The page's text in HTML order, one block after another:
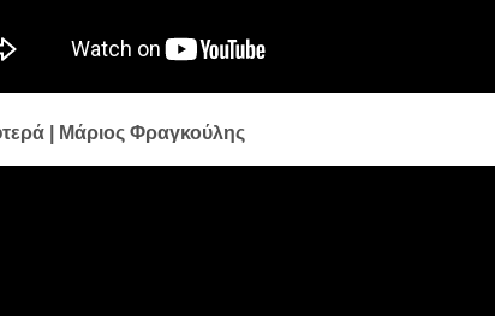
| Μάριος Φραγκούλης